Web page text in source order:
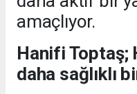
amaçlıyor.
Hanifi Toptaş;
daha sağlıklı